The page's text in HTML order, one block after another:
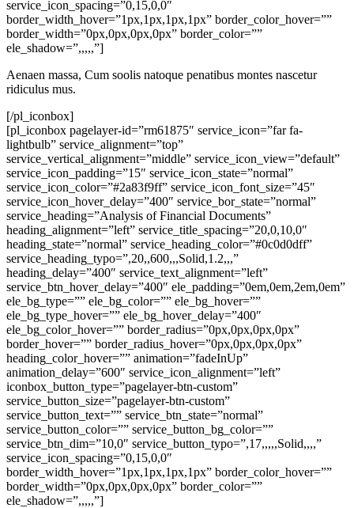
service_icon_spacing=”0,15,0,0″
border_width_hover=”1px,1px,1px,1px” border_color_hover=””
border_width=”0px,0px,0px,0px” border_color=””
ele_shadow=”,,,,,”]
Aenaen massa, Cum soolis natoque penatibus montes nascetur
ridiculus mus.
[/pl_iconbox]
[pl_iconbox pagelayer-id=”rm61875″ service_icon=”far fa-
lightbulb” service_alignment=”top”
service_vertical_alignment=”middle” service_icon_view=”default”
service_icon_padding=”15″ service_icon_state=”normal”
service_icon_color=”#2a83f9ff” service_icon_font_size=”45″
service_icon_hover_delay=”400″ service_bor_state=”normal”
service_heading=”Analysis of Financial Documents”
heading_alignment=”left” service_title_spacing=”20,0,10,0″
heading_state=”normal” service_heading_color=”#0c0d0dff”
service_heading_typo=”,20,,600,,,Solid,1.2,,,”
heading_delay=”400″ service_text_alignment=”left”
service_btn_hover_delay=”400″ ele_padding=”0em,0em,2em,0em”
ele_bg_type=”” ele_bg_color=”” ele_bg_hover=””
ele_bg_type_hover=”” ele_bg_hover_delay=”400″
ele_bg_color_hover=”” border_radius=”0px,0px,0px,0px”
border_hover=”” border_radius_hover=”0px,0px,0px,0px”
heading_color_hover=”” animation=”fadeInUp”
animation_delay=”600″ service_icon_alignment=”left”
iconbox_button_type=”pagelayer-btn-custom”
service_button_size=”pagelayer-btn-custom”
service_button_text=”” service_btn_state=”normal”
service_button_color=”” service_button_bg_color=””
service_btn_dim=”10,0″ service_button_typo=”,17,,,,,Solid,,,,”
service_icon_spacing=”0,15,0,0″
border_width_hover=”1px,1px,1px,1px” border_color_hover=””
border_width=”0px,0px,0px,0px” border_color=””
ele_shadow=”,,,,,”]